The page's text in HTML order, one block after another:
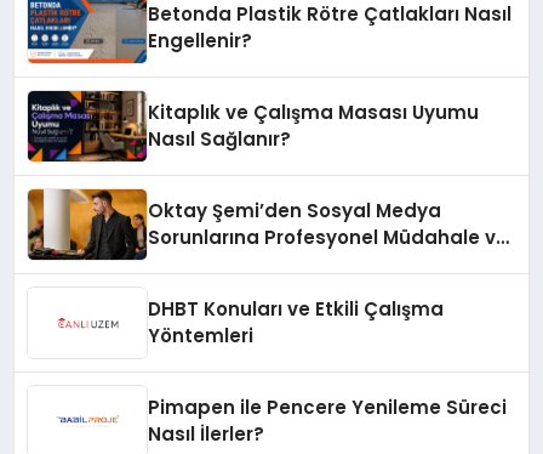
Betonda Plastik Rötre Çatlakları Nasıl
Engellenir?
Kitaplık ve Çalışma Masası Uyumu
Nasıl Sağlanır?
Oktay Şemi’den Sosyal Medya
Sorunlarına Profesyonel Müdahale ve
DHBT Konuları ve Etkili Çalışma
Yöntemleri
Pimapen ile Pencere Yenileme Süreci
Nasıl İlerler?